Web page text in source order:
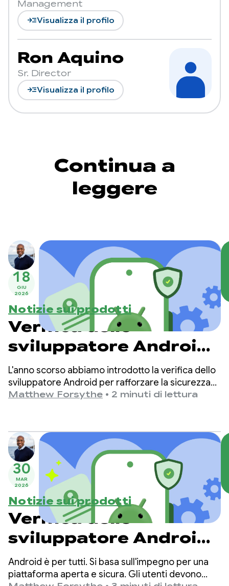
Management
read_moreVisualizza il profilo
Ron Aquino
Sr. Director
read_moreVisualizza il profilo
Continua a
leggere
18
GIU
2026
Notizie sui prodotti
Verifica dello
sviluppatore Android:
creare insieme un
ecosistema più sicuro
L'anno scorso abbiamo introdotto la verifica dello
sviluppatore Android per rafforzare la sicurezza
dell'ecosistema e impedire agli utenti
Matthew Forsythe • 2 minuti di lettura
30
MAR
2026
Notizie sui prodotti
Verifica dello
sviluppatore Android:
implementazione per
tutti gli sviluppatori
Android è per tutti. Si basa sull'impegno per una
piattaforma aperta e sicura. Gli utenti devono